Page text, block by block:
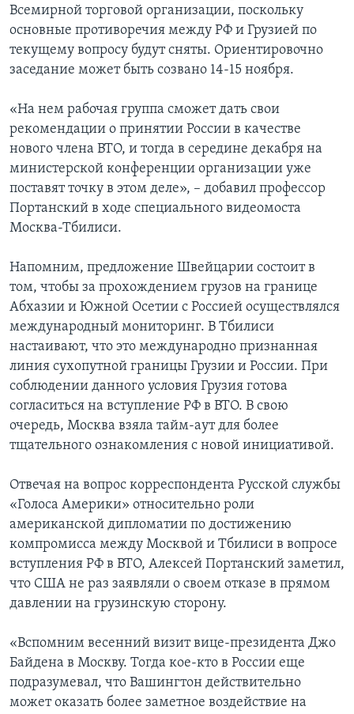
Всемирной торговой организации, поскольку
основные противоречия между РФ и Грузией по
текущему вопросу будут сняты. Ориентировочно
заседание может быть созвано 14-15 ноября.
«На нем рабочая группа сможет дать свои
рекомендации о принятии России в качестве
нового члена ВТО, и тогда в середине декабря на
министерской конференции организации уже
поставят точку в этом деле», – добавил профессор
Портанский в ходе специального видеомоста
Москва-Тбилиси.
Напомним, предложение Швейцарии состоит в
том, чтобы за прохождением грузов на границе
Абхазии и Южной Осетии с Россией осуществлялся
международный мониторинг. В Тбилиси
настаивают, что это международно признанная
линия сухопутной границы Грузии и России. При
соблюдении данного условия Грузия готова
согласиться на вступление РФ в ВТО. В свою
очередь, Москва взяла тайм-аут для более
тщательного ознакомления с новой инициативой.
Отвечая на вопрос корреспондента Русской службы
«Голоса Америки» относительно роли
американской дипломатии по достижению
компромисса между Москвой и Тбилиси в вопросе
вступления РФ в ВТО, Алексей Портанский заметил,
что США не раз заявляли о своем отказе в прямом
давлении на грузинскую сторону.
«Вспомним весенний визит вице-президента Джо
Байдена в Москву. Тогда кое-кто в России еще
подразумевал, что Вашингтон действительно
может оказать более заметное воздействие на